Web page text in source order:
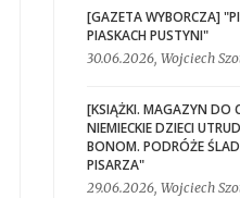
[GAZETA WYBORCZA]
PIASKACH PUSTYNI"
30.06.2026, Wojciech
[KSIĄŻKI. MAGAZYN DO
NIEMIECKIE DZIECI
BONOM. PODRÓŻE
PISARZA"
29.06.2026, Wojciech